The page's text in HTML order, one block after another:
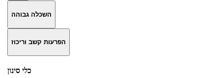
השכלה גבוהה
הפרעות קשב וריכוז
כלי סינון